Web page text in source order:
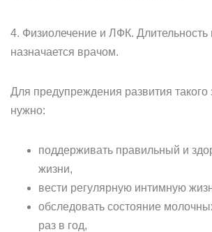
4. Физиолечение и ЛФК. Длительность
назначается врачом.
Для предупреждения развития такого
нужно:
поддерживать правильный и
жизни,
вести регулярную интимную
обследовать состояние
раз в год,